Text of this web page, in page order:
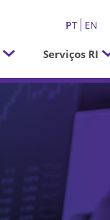
PT EN
Serviços RI